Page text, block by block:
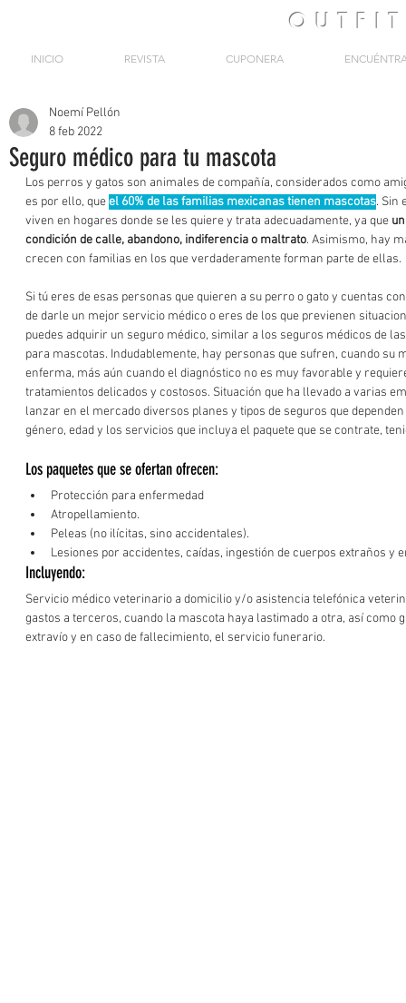
OUTFIT
INICIO REVISTA CUPONERA
Seguro médico para tu mascota
Noemí Pellón
8 feb 2022
Los perros y gatos son animales de compañía, considerados como
es por ello, que el 60% de las familias mexicanas tienen mascotas. Sin
viven en hogares donde se les quiere y trata adecuadamente, ya que
condición de calle, abandono, indiferencia o maltrato. Asimismo, hay
crecen con familias en los que verdaderamente forman parte de ellas.
Si tú eres de esas personas que quieren a su perro o gato y cuentas
de darle un mejor servicio médico o eres de los que previenen
puedes adquirir un seguro médico, similar a los seguros médicos de
para mascotas. Indudablemente, hay personas que sufren, cuando su
enferma, más aún cuando el diagnóstico no es muy favorable y
tratamientos delicados y costosos. Situación que ha llevado a varias
lanzar en el mercado diversos planes y tipos de seguros que
género, edad y los servicios que incluya el paquete que se contrate,
Los paquetes que se ofertan ofrecen:
Protección para enfermedad
Atropellamiento.
Peleas (no ilícitas, sino accidentales).
Lesiones por accidentes, caídas, ingestión de cuerpos extraños y
Incluyendo:
Servicio médico veterinario a domicilio y/o asistencia telefónica
gastos a terceros, cuando la mascota haya lastimado a otra, así como
extravío y en caso de fallecimiento, el servicio funerario.